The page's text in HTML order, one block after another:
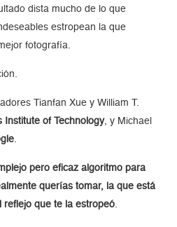
dista mucho de lo que
estropean la que
fotografía.
Tianfan Xue y William T.
Institute of Technology, y Michael
.
pero eficaz algoritmo para
querías tomar, la que está
reflejo que te la estropeó.